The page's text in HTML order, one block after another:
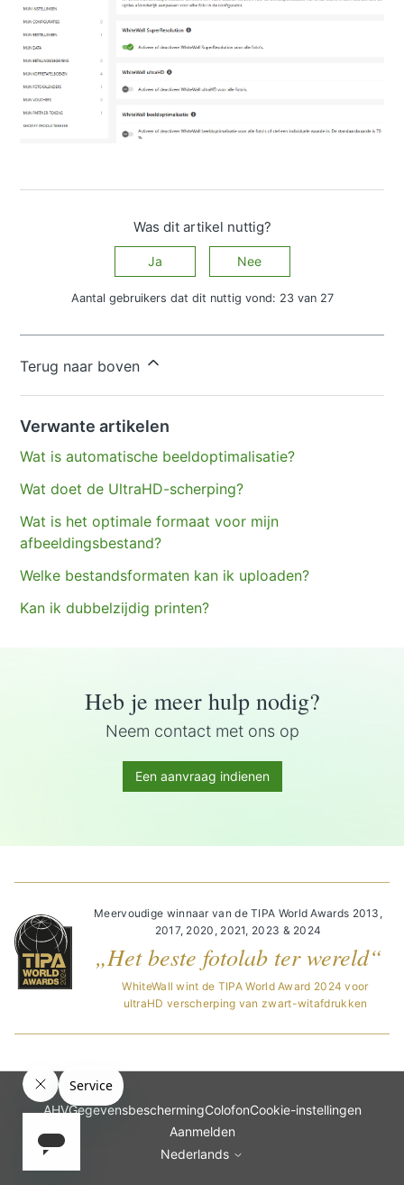
Was dit artikel nuttig?
Ja Nee
Aantal gebruikers dat dit nuttig vond: 23 van 27
Terug naar boven
Verwante artikelen
Wat is automatische beeldoptimalisatie?
Wat doet de UltraHD-scherping?
Wat is het optimale formaat voor mijn
afbeeldingsbestand?
Welke bestandsformaten kan ik uploaden?
Kan ik dubbelzijdig printen?
Heb je meer hulp nodig?
Neem contact met ons op
Een aanvraag indienen
Meervoudige winnaar van de TIPA World Awards 2013,
2017, 2020, 2021, 2023 & 2024
„Het beste fotolab ter wereld“
WhiteWall wint de TIPA World Award 2024 voor
ultraHD verscherping van zwart-witafdrukken
AHVGegevensbeschermingColofonCookie-instellingen
Aanmelden
Nederlands